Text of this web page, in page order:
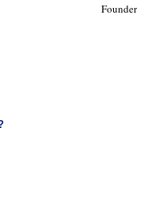
Founder